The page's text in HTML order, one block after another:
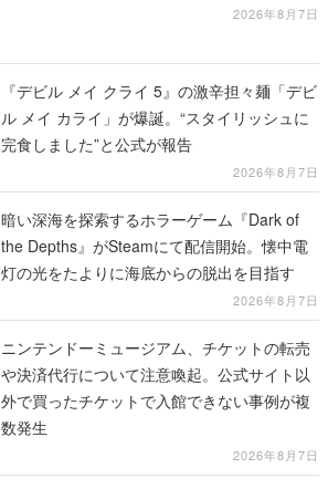
2026年8月7日
『デビル メイ クライ 5』の激辛担々麺「デビ
ル メイ カライ」が爆誕。“スタイリッシュに
完食しました”と公式が報告
2026年8月7日
暗い深海を探索するホラーゲーム『Dark of
the Depths』がSteamにて配信開始。懐中電
灯の光をたよりに海底からの脱出を目指す
2026年8月7日
ニンテンドーミュージアム、チケットの転売
や決済代行について注意喚起。公式サイト以
外で買ったチケットで入館できない事例が複
数発生
2026年8月7日